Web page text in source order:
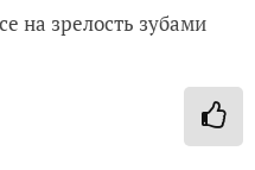
на зрелость зубами